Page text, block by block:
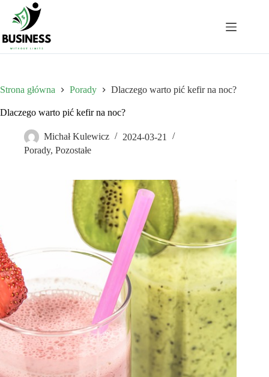
Przejdź
treści
Strona główna Porady Dlaczego warto pić kefir na noc?
Dlaczego warto pić kefir na noc?
Michał Kulewicz
2024-03-21
Porady, Pozostałe